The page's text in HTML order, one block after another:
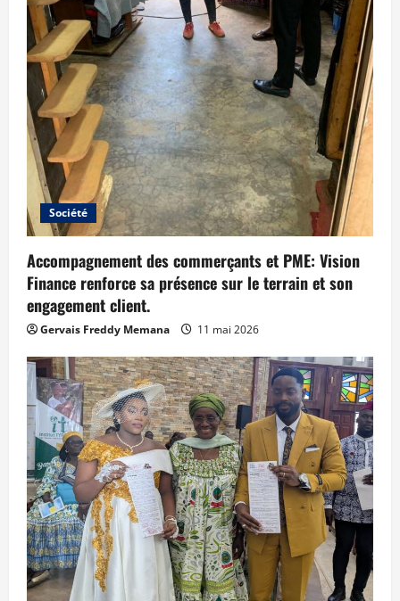
Société
Accompagnement des commerçants et PME: Vision
Finance renforce sa présence sur le terrain et son
engagement client.
Gervais Freddy Memana 11 mai 2026